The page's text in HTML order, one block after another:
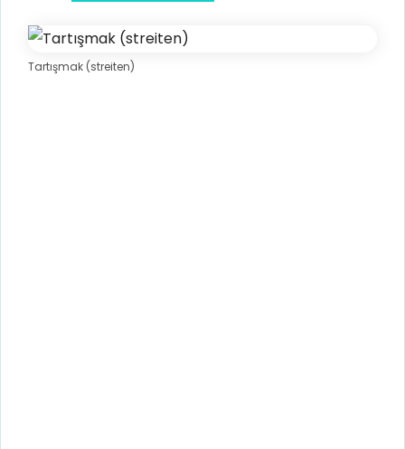
Tartışmak (streiten)